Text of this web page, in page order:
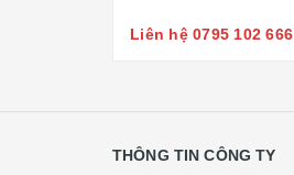
Liên hệ 0795 102 666
THÔNG TIN CÔNG TY